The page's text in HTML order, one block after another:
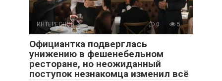
ИНТЕРЕСНОЕ 0 5
Официантка подверглась
унижению в фешенебельном
ресторане, но неожиданный
поступок незнакомца изменил всё